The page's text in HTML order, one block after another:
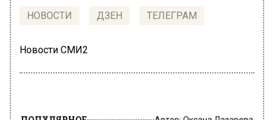
НОВОСТИ ДЗЕН ТЕЛЕГРАМ
Новости СМИ2
ПОПУЛЯРНОЕ Автор: Оксана Лазарева